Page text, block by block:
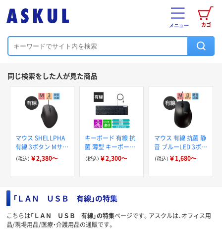
カゴ
メニュー
同じ検索をした人が見た商品
マウス SHELLPHA
有線 3ボタン Mサイ
ズ 抗菌仕様 静音設
計 エレコム
（税込） ￥2,380～
キーボード 有線 抗
菌 薄型 キーボード
メンブレン式 ブラ
ック TK-FCM エレ
（税込） ￥2,300～
マウス 有線 抗菌 静
音 ブルーLED 3ボタ
ン Mサイズ ケーブ
ル長1m M-
（税込） ￥1,680～
「ＬＡＮ ＵＳＢ 有線」の特集
こちらは「ＬＡＮ ＵＳＢ 有線」の特集ページです。アスクルは、オフィス用
品/現場用品/医療・介護用品の通販です。